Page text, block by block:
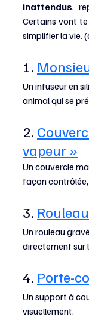
inattendus,
Certains vont
simplifier la vie.
1.
Un infuseur en
animal qui se
2.
vapeur »
Un couvercle
façon
3.
Un rouleau
directement sur
4. Porte-
Un support à
visuellement.